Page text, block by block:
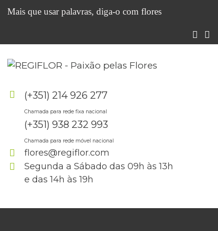
Mais que usar palavras, diga-o com flores
(+351) 214 926 277
Chamada para rede fixa nacional
(+351) 938 232 993
Chamada para rede móvel nacional
flores@regiflor.com
Segunda a Sábado das 09h às 13h
e das 14h às 19h